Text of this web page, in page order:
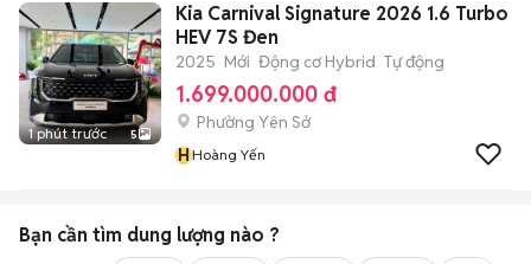
1 phút trước 5
Kia Carnival Signature 2026 1.6 Turbo
HEV 7S Đen
2025 Mới Động cơ Hybrid Tự động
1.699.000.000 đ
Phường Yên Sở
HHoàng Yến
Bạn cần tìm dung lượng nào ?